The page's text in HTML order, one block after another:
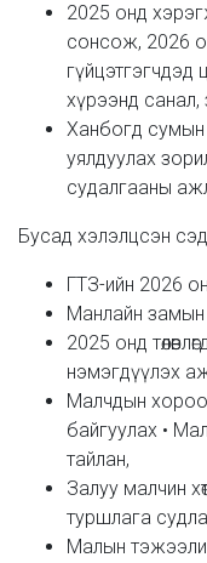
2025 онд
сонсож, 2026
хүрээнд санал,
Ханбогд сумын
уялдуулах
судалгааны
Бусад хэлэлцсэн
ГТЗ-ийн 2026 оны
Манлайн
2025 онд
нэмэгдүүлэх
Малчдын
байгуулах •
тайлан,
Залуу малчин
туршлага
Малын